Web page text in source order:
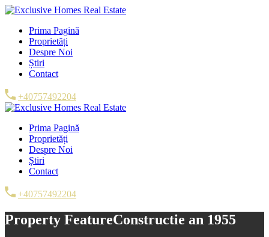
Prima Pagină
Proprietăți
Despre Noi
Știri
Contact
+40757492204
Prima Pagină
Proprietăți
Despre Noi
Știri
Contact
+40757492204
Property FeatureConstructie an 1955